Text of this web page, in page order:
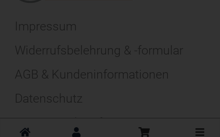
Impressum
Widerrufsbelehrung & -formular
AGB & Kundeninformationen
Datenschutz
Vertrag Widerruf
Toggle